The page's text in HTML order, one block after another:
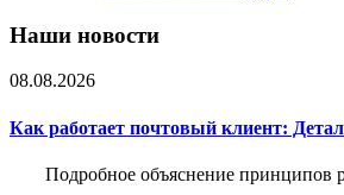
Наши новости
08.08.2026
Как работает почтовый клиент:
Подробное объяснение принципов